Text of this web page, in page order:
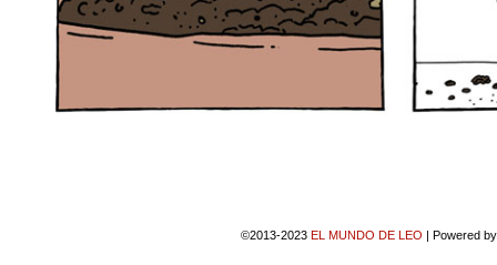
©2013-2023 EL MUNDO DE LEO | Powered